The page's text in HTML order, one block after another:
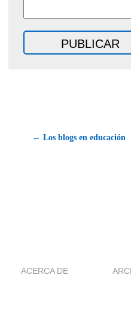
← Los blogs en educación
ACERCA DE